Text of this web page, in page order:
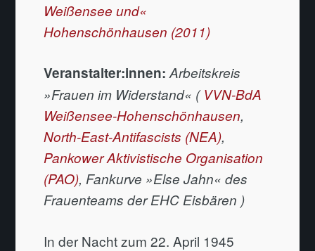
Weißensee und«
Hohenschönhausen (2011)
Veranstalter:innen: Arbeitskreis
»Frauen im Widerstand« (VVN-BdA
Weißensee-Hohenschönhausen,
North-East-Antifascists (NEA),
Pankower Aktivistische Organisation
(PAO), Fankurve »Else Jahn« des
Frauenteams der EHC Eisbären )
In der Nacht zum 22. April 1945